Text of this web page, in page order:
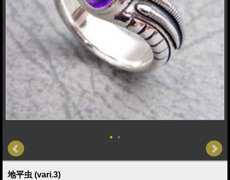
地平虫 (vari.3)